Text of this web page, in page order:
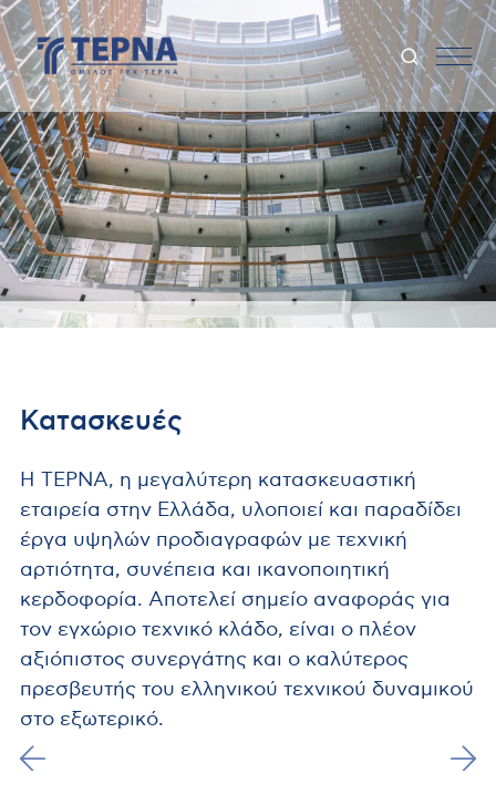
Κατασκευές
Η ΤΕΡΝΑ, η μεγαλύτερη κατασκευαστική
εταιρεία στην Ελλάδα, υλοποιεί και παραδίδει
έργα υψηλών προδιαγραφών με τεχνική
αρτιότητα, συνέπεια και ικανοποιητική
κερδοφορία. Αποτελεί σημείο αναφοράς για
τον εγχώριο τεχνικό κλάδο, είναι ο πλέον
αξιόπιστος συνεργάτης και ο καλύτερος
πρεσβευτής του ελληνικού τεχνικού δυναμικού
στο εξωτερικό.